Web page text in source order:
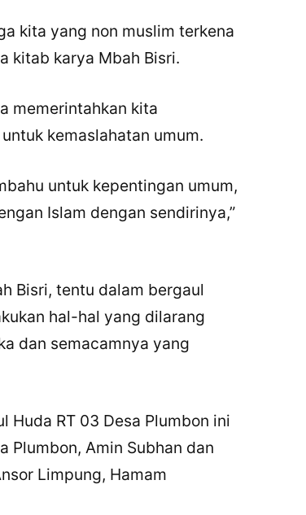
kita yang non muslim terkena
kitab karya Mbah Bisri.
memerintahkan kita
kemaslahatan umum.
untuk kepentingan umum,
Islam dengan sendirinya,”
Bisri, tentu dalam bergaul
hal-hal yang dilarang
dan semacamnya yang
Huda RT 03 Desa Plumbon ini
Plumbon, Amin Subhan dan
Limpung, Hamam
×